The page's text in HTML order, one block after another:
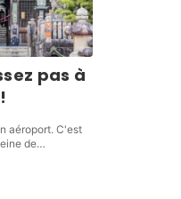
pas à
aéroport. C'est
de…